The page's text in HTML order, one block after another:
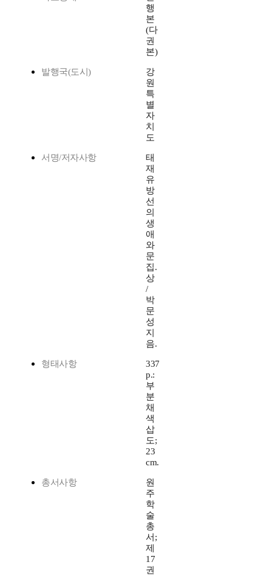
행
본
(다
권
본)
발행국(도시)
강
원
특
별
자
치
도
서명/저자사항
태
재
유
방
선
의
생
애
와
문
집.
상
/
박
문
성
지
음.
형태사항
337
p.:
부
분
채
색
삽
도;
23
cm.
총서사항
원
주
학
술
총
서;
제
17
권